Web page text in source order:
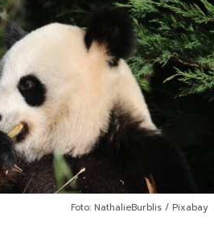
Foto: NathalieBurblis / Pixabay